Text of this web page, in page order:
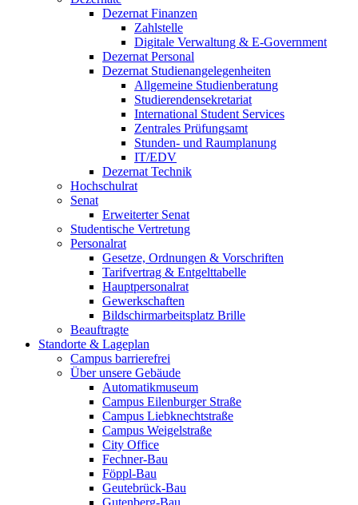
Dezernat Finanzen
Zahlstelle
Digitale Verwaltung & E-Government
Dezernat Personal
Dezernat Studienangelegenheiten
Allgemeine Studienberatung
Studierendensekretariat
International Student Services
Zentrales Prüfungsamt
Stunden- und Raumplanung
IT/EDV
Dezernat Technik
Hochschulrat
Senat
Erweiterter Senat
Studentische Vertretung
Personalrat
Gesetze, Ordnungen & Vorschriften
Tarifvertrag & Entgelttabelle
Hauptpersonalrat
Gewerkschaften
Bildschirmarbeitsplatz Brille
Beauftragte
Standorte & Lageplan
Campus barrierefrei
Über unsere Gebäude
Automatikmuseum
Campus Eilenburger Straße
Campus Liebknechtstraße
Campus Weigelstraße
City Office
Fechner-Bau
Föppl-Bau
Geutebrück-Bau
Gutenberg-Bau